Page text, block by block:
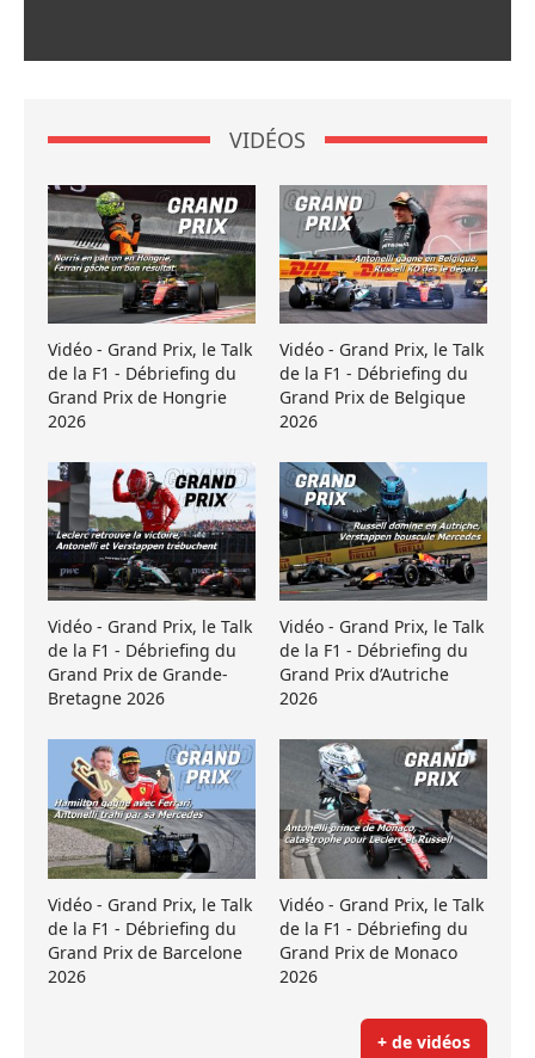
VIDÉOS
Vidéo - Grand Prix, le Talk
de la F1 - Débriefing du
Grand Prix de Hongrie
2026
Vidéo - Grand Prix, le Talk
de la F1 - Débriefing du
Grand Prix de Belgique
2026
Vidéo - Grand Prix, le Talk
de la F1 - Débriefing du
Grand Prix de Grande-
Bretagne 2026
Vidéo - Grand Prix, le Talk
de la F1 - Débriefing du
Grand Prix d’Autriche
2026
Vidéo - Grand Prix, le Talk
de la F1 - Débriefing du
Grand Prix de Barcelone
2026
Vidéo - Grand Prix, le Talk
de la F1 - Débriefing du
Grand Prix de Monaco
2026
+ de vidéos